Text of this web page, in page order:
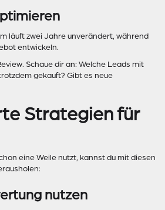
läuft zwei Jahre unverändert, während
entwickeln.
Schaue dir an: Welche Leads mit
gekauft? Gibt es neue
Strategien für
eine Weile nutzt, kannst du mit diesen
nutzen